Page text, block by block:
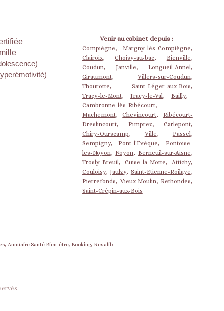
Venir au cabinet depuis :
Compiègne, Margny-lès-Compiègne,
Clairoix,Choisy-au-bac, Bienville,
Coudun, Janville, Longueil-Annel,
Giraumont, Villers-sur-Coudun,
Thourotte, Saint-Léger-aux-Bois,
Tracy-le-Mont,Tracy-le-Val, Bailly,
Cambronne-lès-Ribécourt,
Machemont,Chevincourt, Ribécourt-
Dreslincourt, Pimprez, Carlepont,
Chiry-Ourscamp, Ville, Passel,
Sempigny, Pont-l'Evêque, Pontoise-
les-Noyon, Noyon, Berneuil-sur-Aisne,
Trosly-Breuil, Cuise-la-Motte, Attichy,
Couloisy, Jaulzy, Saint-Etienne-Roilaye,
Pierrefonds, Vieux-Moulin, Rethondes,
Saint-Crépin-aux-Bois
, Annuaire Santé Bien-être, Booking, Resalib